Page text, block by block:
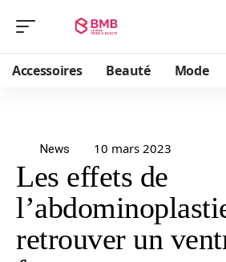
Accessoires Beauté Mode
News 10 mars 2023
Les effets de
retrouver un